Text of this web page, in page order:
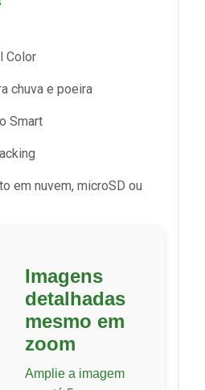
Color
chuva e poeira
Smart
em nuvem, microSD ou
Imagens
detalhadas
mesmo em
zoom
Amplie a imagem